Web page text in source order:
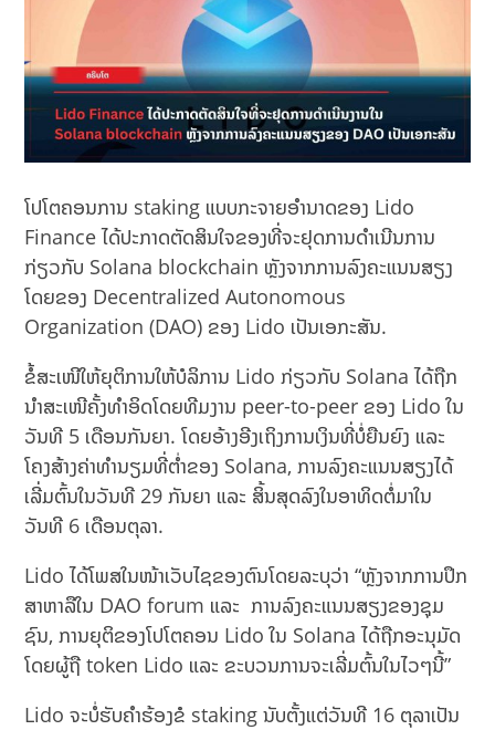
ໂປໂຕຄອນການ staking ແບບກະຈາຍອໍານາດຂອງ Lido
Finance ໄດ້ປະກາດຕັດສິນໃຈຂອງທີ່ຈະຢຸດການດໍາເນີນການ
ກ່ຽວກັບ Solana blockchain ຫຼັງຈາກການລົງຄະແນນສຽງ
ໂດຍຂອງ Decentralized Autonomous
Organization (DAO) ຂອງ Lido ເປັນເອກະສັນ.
ຂໍ້ສະເໜີໃຫ້ຍຸຕິການໃຫ້ບໍລິການ Lido ກ່ຽວກັບ Solana ໄດ້ຖືກ
ນໍາສະເໜີຄັ້ງທໍາອິດໂດຍທີມງານ peer-to-peer ຂອງ Lido ໃນ
ວັນທີ 5 ເດືອນກັນຍາ. ໂດຍອ້າງອີງເຖິງການເງິນທີ່ບໍ່ຍືນຍົງ ແລະ
ໂຄງສ້າງຄ່າທໍານຽມທີ່ຕໍ່າຂອງ Solana, ການລົງຄະແນນສຽງໄດ້
ເລີ່ມຕົ້ນໃນວັນທີ 29 ກັນຍາ ແລະ ສິ້ນສຸດລົງໃນອາທິດຕໍ່ມາໃນ
ວັນທີ 6 ເດືອນຕຸລາ.
Lido ໄດ້ໂພສໃນໜ້າເວັບໄຊຂອງຕົນໂດຍລະບຸວ່າ “ຫຼັງ​ຈາກ​ການ​ປຶກ​
ສາ​ຫາ​ລື​ໃນ​ DAO forum ແລະ ​ ​ການ​ລົງ​ຄະ​ແນນ​ສຽງ​ຂອງ​ຊຸມ​
ຊົນ, ການຍຸຕິຂອງໂປໂຕຄອນ Lido ໃນ Solana ໄດ້ຖືກອະນຸມັດ
ໂດຍຜູ້ຖື token Lido ແລະ ຂະບວນການຈະເລີ່ມຕົ້ນໃນໄວໆນີ້”
Lido ຈະບໍ່ຮັບຄໍາຮ້ອງຂໍ staking ນັບຕັ້ງແຕ່ວັນທີ 16 ຕຸລາເປັນ